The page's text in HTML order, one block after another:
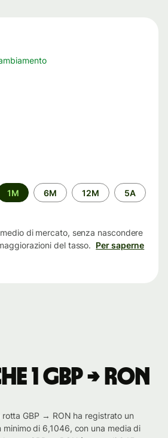
1M 6M 12M 5A
di mercato, senza nascondere
del tasso. Per saperne
1 GBP → RON
GBP → RON ha registrato un
minimo di 6,1046, con una media di